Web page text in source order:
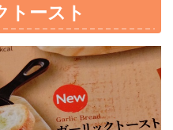
ースト